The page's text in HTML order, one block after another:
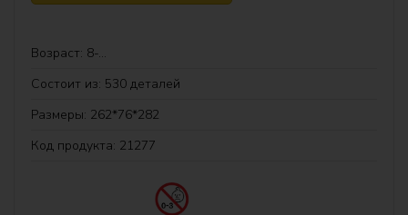
Bозраст: 8-...
Состоит из: 530 деталей
Размеры: 262*76*282
Код продукта: 21277
LEGO® KPop Demon Hunters™
LEGO Lord of the Rings